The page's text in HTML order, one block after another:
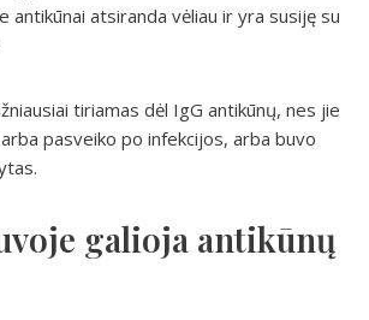
antikūnai atsiranda vėliau ir yra susiję su
tiriamas dėl IgG antikūnų, nes jie
pasveiko po infekcijos, arba buvo
galioja antikūnų